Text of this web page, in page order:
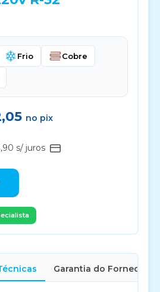
Frio Cobre
no pix
s/ juros
Garantia do Fornecedor